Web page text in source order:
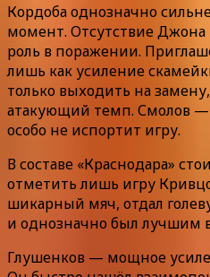
Кордоба однозначно
момент. Отсутствие
роль в поражении.
лишь как усиление
только выходить на
атакующий темп. Смолов —
особо не испортит игру.
В составе «Краснодара»
отметить лишь игру
шикарный мяч, отдал
и однозначно был лучшим
Глушенков — мощное